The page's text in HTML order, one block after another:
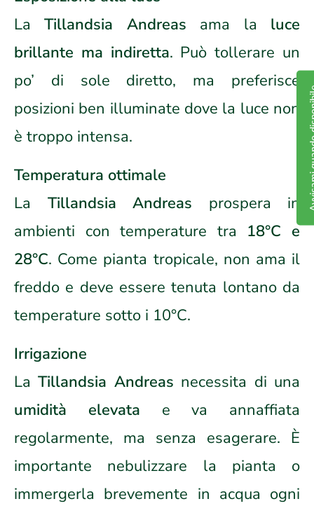
LaTillandsia Andreas ama la luce
brillante ma indiretta. Può tollerare un
po’ di sole diretto, ma preferisce
posizioni ben illuminate dove la luce non
è troppo intensa.
Temperatura ottimale
La Tillandsia Andreas prospera in
ambienti con temperature tra 18°C e
28°C. Come pianta tropicale, non ama il
freddo e deve essere tenuta lontano da
temperature sotto i 10°C.
Irrigazione
LaTillandsia Andreas necessita di una
umidità elevata e va annaffiata
regolarmente, ma senza esagerare. È
importante nebulizzare la pianta o
immergerla brevemente in acqua ogni